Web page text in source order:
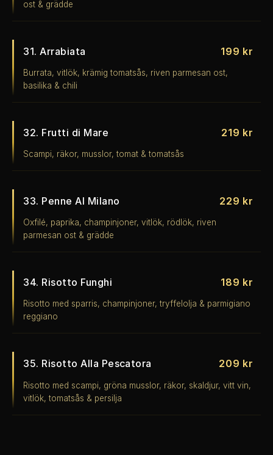
ost & grädde
31. Arrabiata 199 kr
Burrata, vitlök, krämig tomatsås, riven parmesan ost,
basilika & chili
32. Frutti di Mare 219 kr
Scampi, räkor, musslor, tomat & tomatsås
33. Penne Al Milano 229 kr
Oxfilé, paprika, champinjoner, vitlök, rödlök, riven
parmesan ost & grädde
34. Risotto Funghi 189 kr
Risotto med sparris, champinjoner, tryffelolja & parmigiano
reggiano
35. Risotto Alla Pescatora 209 kr
Risotto med scampi, gröna musslor, räkor, skaldjur, vitt vin,
vitlök, tomatsås & persilja